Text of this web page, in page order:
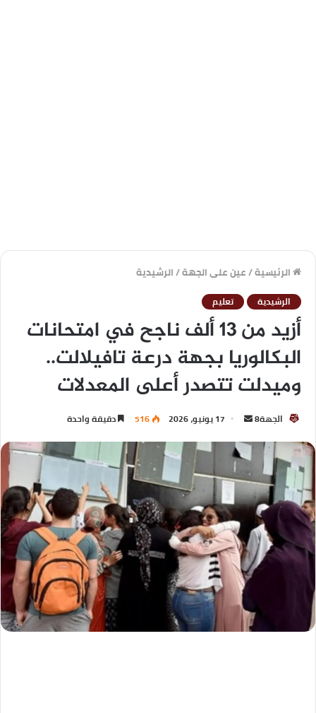
الرئيسية/عين على الجهة/الرشيدية
الرشيدية تعليم
أزيد من 13 ألف ناجح في امتحانات
البكالوريا بجهة درعة تافيلالت..
وميدلت تتصدر أعلى المعدلات
الجهة8 17 يونيو، 2026 516 دقيقة واحدة